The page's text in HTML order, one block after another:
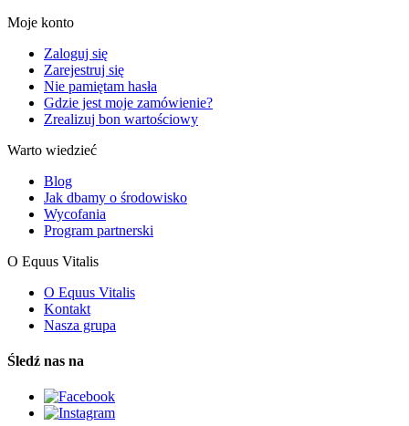
Moje konto
Zaloguj się
Zarejestruj się
Nie pamiętam hasła
Gdzie jest moje zamówienie?
Zrealizuj bon wartościowy
Warto wiedzieć
Blog
Jak dbamy o środowisko
Wycofania
Program partnerski
O Equus Vitalis
O Equus Vitalis
Kontakt
Nasza grupa
Śledź nas na